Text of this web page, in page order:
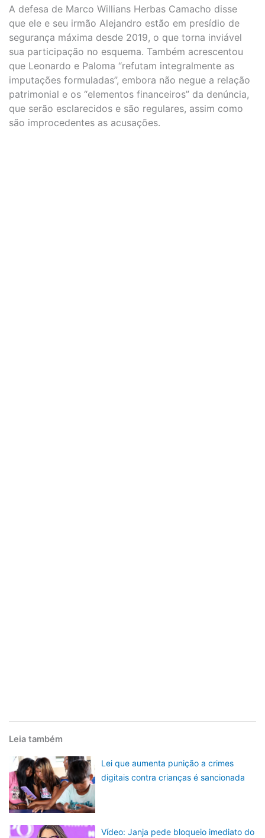
A defesa de Marco Willians Herbas Camacho disse
que ele e seu irmão Alejandro estão em presídio de
segurança máxima desde 2019, o que torna inviável
sua participação no esquema. Também acrescentou
que Leonardo e Paloma “refutam integralmente as
imputações formuladas”, embora não negue a relação
patrimonial e os “elementos financeiros” da denúncia,
que serão esclarecidos e são regulares, assim como
são improcedentes as acusações.
Leia também
Lei que aumenta punição a crimes
digitais contra crianças é sancionada
Vídeo: Janja pede bloqueio imediato do